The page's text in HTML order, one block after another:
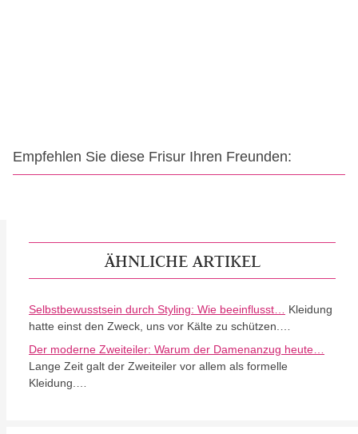
Empfehlen Sie diese Frisur Ihren Freunden:
ÄHNLICHE ARTIKEL
Selbstbewusstsein durch Styling: Wie beeinflusst…
Kleidung
hatte einst den Zweck, uns vor Kälte zu schützen.…
Der moderne Zweiteiler: Warum der Damenanzug heute…
Lange Zeit galt der Zweiteiler vor allem als formelle
Kleidung.…